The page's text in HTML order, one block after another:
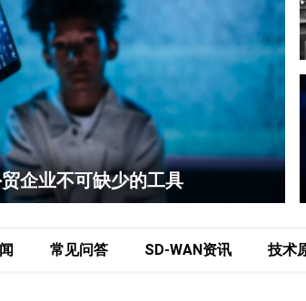
企业不可缺少的工具
常见问答 SD-WAN资讯 技术